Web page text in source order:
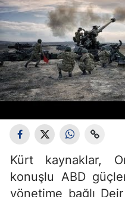
Kürt kaynaklar,
konuşlu ABD
yönetime bağlı